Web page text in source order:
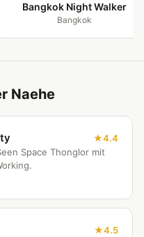
Bangkok Night Walker
Bangkok
Naehe
4.4
Space Thonglor mit
4.5